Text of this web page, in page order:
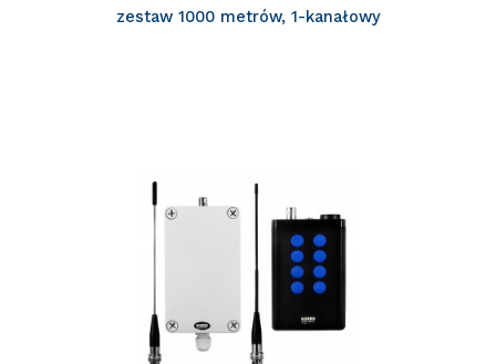
zestaw 1000 metrów, 1-kanałowy